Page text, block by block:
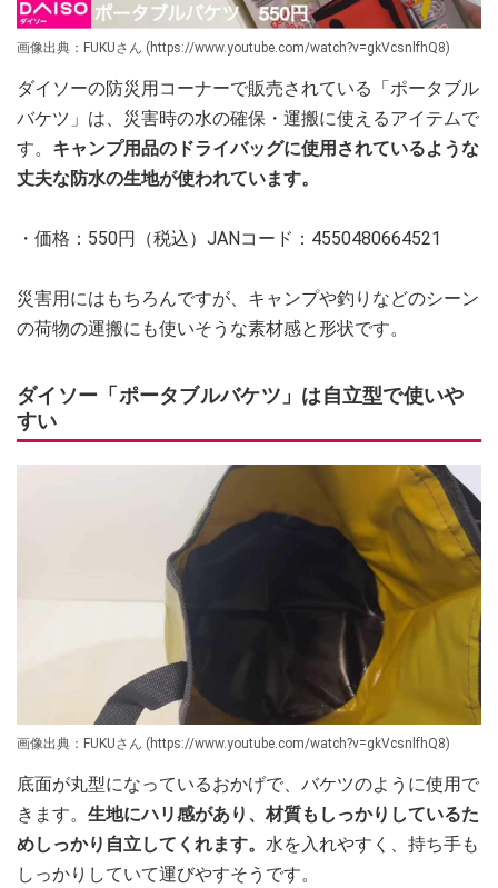
画像出典：FUKUさん (https://www.youtube.com/watch?v=gkVcsnlfhQ8)
ダイソーの防災用コーナーで販売されている「ポータブル
バケツ」は、災害時の水の確保・運搬に使えるアイテムで
す。 キャンプ用品のドライバッグに使用されているような
丈夫な防水の生地が使われています。
・価格：550円（税込）JANコード：4550480664521
災害用にはもちろんですが、キャンプや釣りなどのシーン
の荷物の運搬にも使いそうな素材感と形状です。
ダイソー「ポータブルバケツ」は自立型で使いや
すい
画像出典：FUKUさん (https://www.youtube.com/watch?v=gkVcsnlfhQ8)
底面が丸型になっているおかげで、バケツのように使用で
きます。 生地にハリ感があり、材質もしっかりしているた
めしっかり自立してくれます。 水を入れやすく、持ち手も
しっかりしていて運びやすそうです。